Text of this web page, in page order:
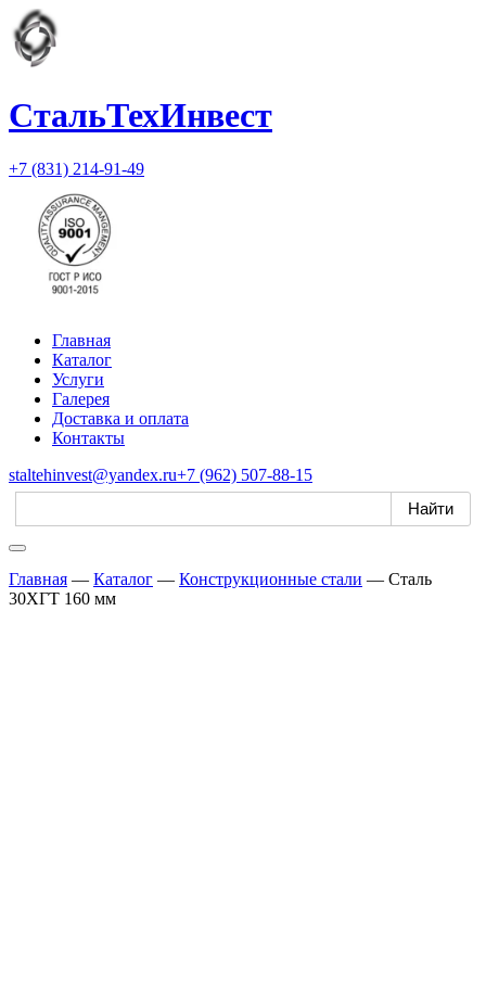
СтальТехИнвест
+7 (831) 214-91-49
Главная
Каталог
Услуги
Галерея
Доставка и оплата
Контакты
staltehinvest@yandex.ru+7 (962) 507-88-15
Главная — Каталог — Конструкционные стали — Сталь
30ХГТ 160 мм